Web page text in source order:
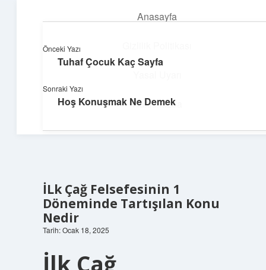
Anasayfa
Hakkımızda
Yumuşak Teknoloji Rehberi
Dijital dünyada huzurlu bir yolculuk!
İLk Çağ Felsefesinin 1
Döneminde Tartışılan Konu
Nedir
Tarih: Ocak 18, 2025
İlk Çağ
Önceki Yazı
Tuhaf Çocuk Kaç Sayfa
Sonraki Yazı
Hoş Konuşmak Ne Demek